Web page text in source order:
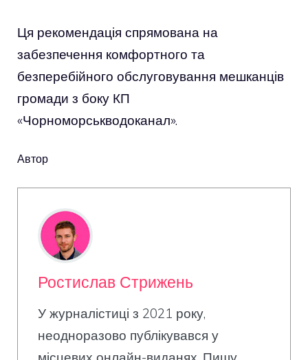
Ця рекомендація спрямована на
забезпечення комфортного та
безперебійного обслуговування мешканців
громади з боку КП
«Чорноморськводоканал».
Автор
Ростислав Стрижень
У журналістиці з 2021 року,
неодноразово публікувався у